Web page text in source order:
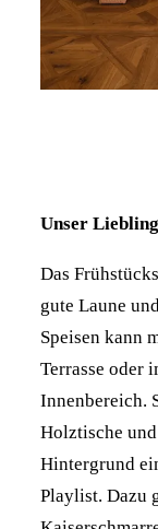
Unser
Das
gute Laune
Speisen kann
Terrasse oder
Innenbereich.
Holztische
Hintergrund
Playlist. Dazu